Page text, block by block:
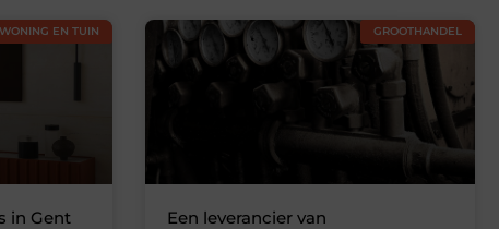
WONING EN TUIN
in Gent
GROOTHANDEL
Een leverancier van